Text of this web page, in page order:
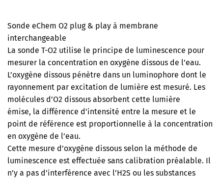
Sonde eChem O2 plug & play à membrane
interchangeable
La sonde T-O2 utilise le principe de luminescence pour
mesurer la concentration en oxygène dissous de l’eau.
L’oxygène dissous pénètre dans un luminophore dont le
rayonnement par excitation de lumière est mesuré. Les
molécules d’O2 dissous absorbent cette lumière
émise, la différence d’intensité entre la mesure et le
point de référence est proportionnelle à la concentration
en oxygène de l’eau.
Cette mesure d’oxygène dissous selon la méthode de
luminescence est effectuée sans calibration préalable. Il
n’y a pas d’interférence avec l’H2S ou les substances